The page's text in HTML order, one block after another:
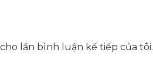
lần bình luận kế tiếp của tôi.